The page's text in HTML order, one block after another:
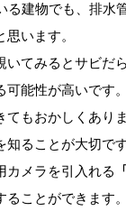
る建物でも、排水
います。
いてみるとサビだ
可能性が高いです
てもおかしくあり
ることが大切です
カメラを引入れる
ことができます。